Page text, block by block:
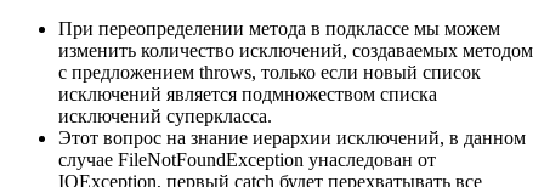
При переопределении метода в подклассе мы можем
изменить количество исключений, создаваемых методом
с предложением throws, только если новый список
исключений является подмножеством списка
исключений суперкласса.
Этот вопрос на знание иерархии исключений, в данном
случае FileNotFoundException унаследован от
IOException, первый catch будет перехватывать все